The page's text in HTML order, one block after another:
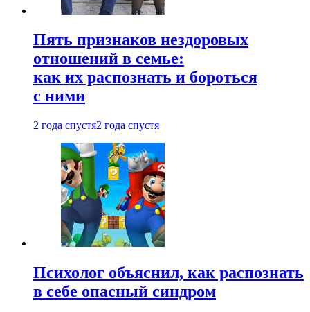
Пять признаков нездоровых
отношений в семье:
как их распознать и бороться
с ними
2 года спустя2 года спустя
Психолог объяснил, как распознать
в себе опасный синдром